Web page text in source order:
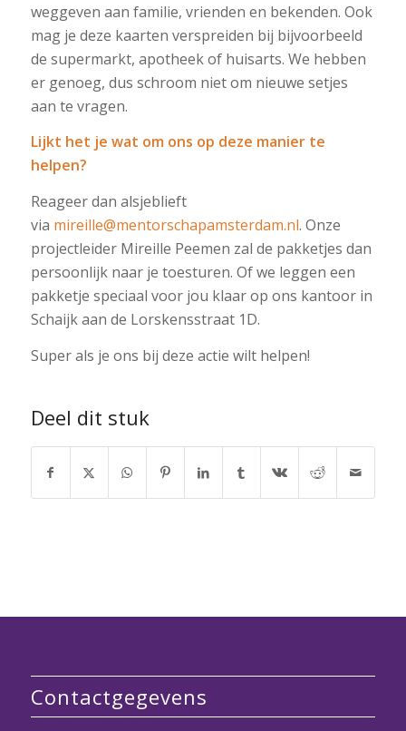
weggeven aan familie, vrienden en bekenden. Ook
mag je deze kaarten verspreiden bij bijvoorbeeld
de supermarkt, apotheek of huisarts. We hebben
er genoeg, dus schroom niet om nieuwe setjes
aan te vragen.
Lijkt het je wat om ons op deze manier te
helpen?
Reageer dan alsjeblieft
via mireille@mentorschapamsterdam.nl. Onze
projectleider Mireille Peemen zal de pakketjes dan
persoonlijk naar je toesturen. Of we leggen een
pakketje speciaal voor jou klaar op ons kantoor in
Schaijk aan de Lorskensstraat 1D.
Super als je ons bij deze actie wilt helpen!
Deel dit stuk
Contactgegevens